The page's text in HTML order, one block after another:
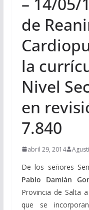
de
la
Nivel
en
7.840
abril 29, 2014
De los señores
Pablo Damián
Provincia de Salta
que se